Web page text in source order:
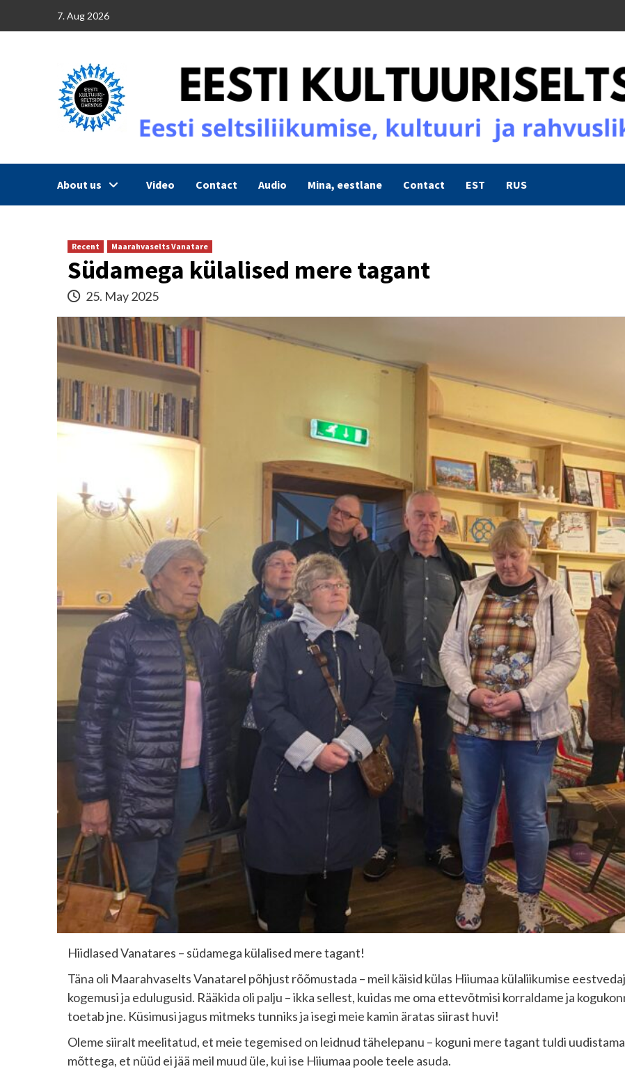
7. Aug 2026
About us Video Contact Audio Mina, eestlane Contact EST RUS
Recent Maarahvaselts Vanatare
Südamega külalised mere tagant
25. May 2025
Hiidlased Vanatares – südamega külalised mere tagant!
Täna oli Maarahvaselts Vanatarel põhjust rõõmustada – meil käisid külas Hiiumaa külaliikumise
kogemusi ja edulugusid. Rääkida oli palju – ikka sellest, kuidas me oma ettevõtmisi korraldame ja
toetab jne. Küsimusi jagus mitmeks tunniks ja isegi meie kamin äratas siirast huvi!
Oleme siiralt meelitatud, et meie tegemised on leidnud tähelepanu – koguni mere tagant tuldi
mõttega, et nüüd ei jää meil muud üle, kui ise Hiiumaa poole teele asuda.